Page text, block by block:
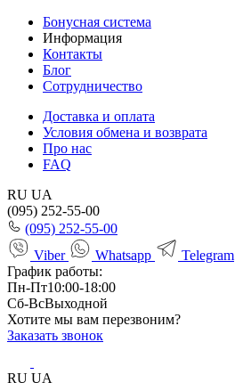
Бонусная система
Информация
Контакты
Блог
Сотрудничество
Доставка и оплата
Условия обмена и возврата
Про нас
FAQ
RU UA
(095) 252-55-00
(095) 252-55-00
Viber
Whatsapp
Telegram
График работы:
Пн-Пт10:00-18:00
Сб-ВсВыходной
Хотите мы вам перезвоним?
Заказать звонок
RU UA